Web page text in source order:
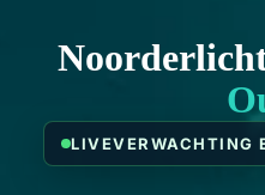
LIVEVERWACHTING